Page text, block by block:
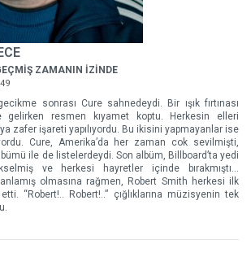
ZAMANIN İZİNDE
sonrası Cure sahnedeydi. Bir ışık fırtınası
gelirken resmen kıyamet koptu. Herkesin elleri
zafer işareti yapılıyordu. Bu ikisini yapmayanlar ise
Cure, Amerika’da her zaman cok sevilmişti,
ile de listelerdeydi. Son albüm, Billboard’ta yedi
ve herkesi hayretler içinde bırakmıştı…
olmasına rağmen, Robert Smith herkesi ilk
“Robert!.. Robert!..” çığlıklarına müzisyenin tek